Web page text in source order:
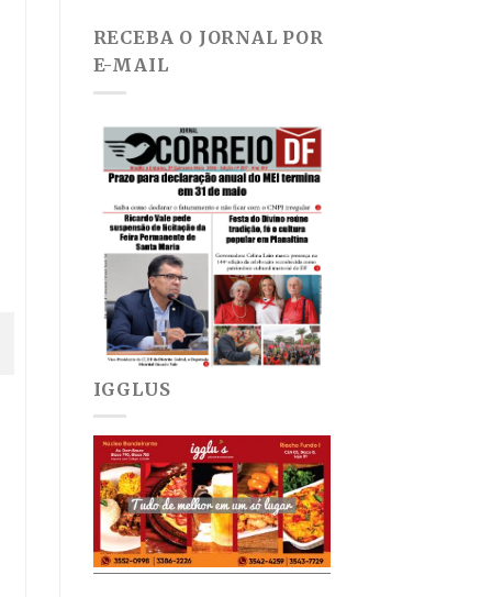
RECEBA O JORNAL POR
E-MAIL
IGGLUS